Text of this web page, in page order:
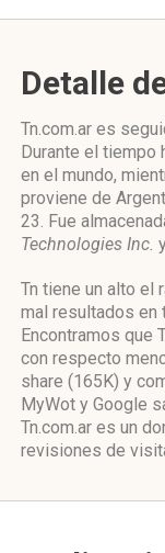
Detalle
Tn.com.ar es
Durante el tiempo
en el mundo,
proviene de
23. Fue
Technologies Inc.
Tn tiene un alto el
mal resultados en
Encontramos que
con respecto
share (165K) y
MyWot y Google
Tn.com.ar es un
revisiones de